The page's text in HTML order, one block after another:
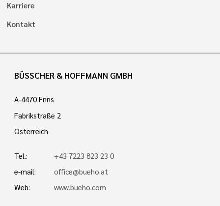
Karriere
Kontakt
BÜSSCHER & HOFFMANN GMBH
A-4470 Enns
Fabrikstraße 2
Österreich
Tel.:
+43 7223 823 23 0
e-mail:
office@bueho.at
Web:
www.bueho.com